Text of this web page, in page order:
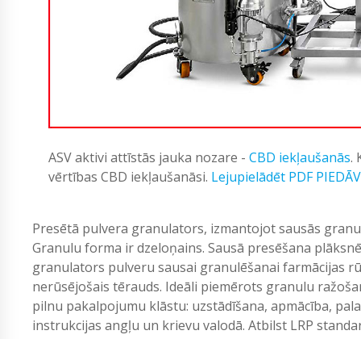
ASV aktivi attīstās jauka nozare - CBD iekļaušanās.
vērtības CBD iekļaušanāsi. Lejupielādēt PDF
Presētā pulvera granulators, izmantojot sausās
Granulu forma ir dzeloņains. Sausā presēšana
granulators pulveru sausai granulēšanai farmācijas
nerūsējošais tērauds. Ideāli piemērots granulu
pilnu pakalpojumu klāstu: uzstādīšana, apmācība,
instrukcijas angļu un krievu valodā. Atbilst LRP